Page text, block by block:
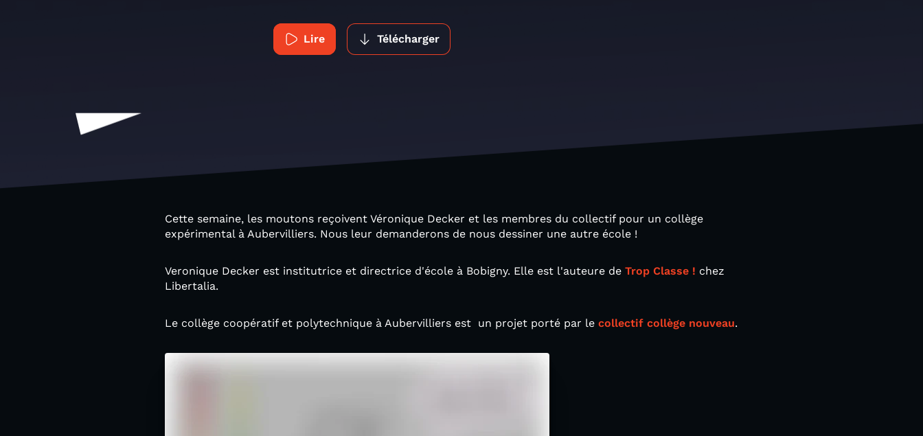
Lire Télécharger
Cette semaine, les moutons reçoivent Véronique Decker et les membres du collectif pour un collège
expérimental à Aubervilliers. Nous leur demanderons de nous dessiner une autre école !
Veronique Decker est institutrice et directrice d'école à Bobigny. Elle est l'auteure de Trop Classe ! chez
Libertalia.
Le collège coopératif et polytechnique à Aubervilliers est un projet porté par le collectif collège nouveau.